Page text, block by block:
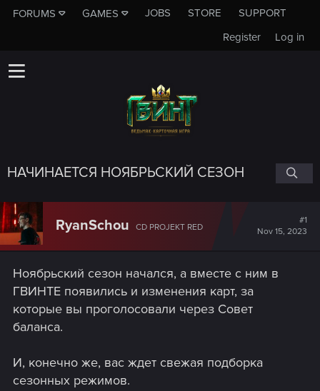
FORUMS GAMES JOBS STORE
SUPPORT
Log in
Register
НАЧИНАЕТСЯ НОЯБРЬСКИЙ СЕЗОН
RyanSchou CD PROJEKT RED
#1
Nov 15, 2023
Ноябрьский сезон начался, а вместе с ним в
ГВИНТЕ появились и изменения карт, за
которые вы проголосовали через Совет
баланса.
И, конечно же, вас ждет свежая подборка
сезонных режимов.